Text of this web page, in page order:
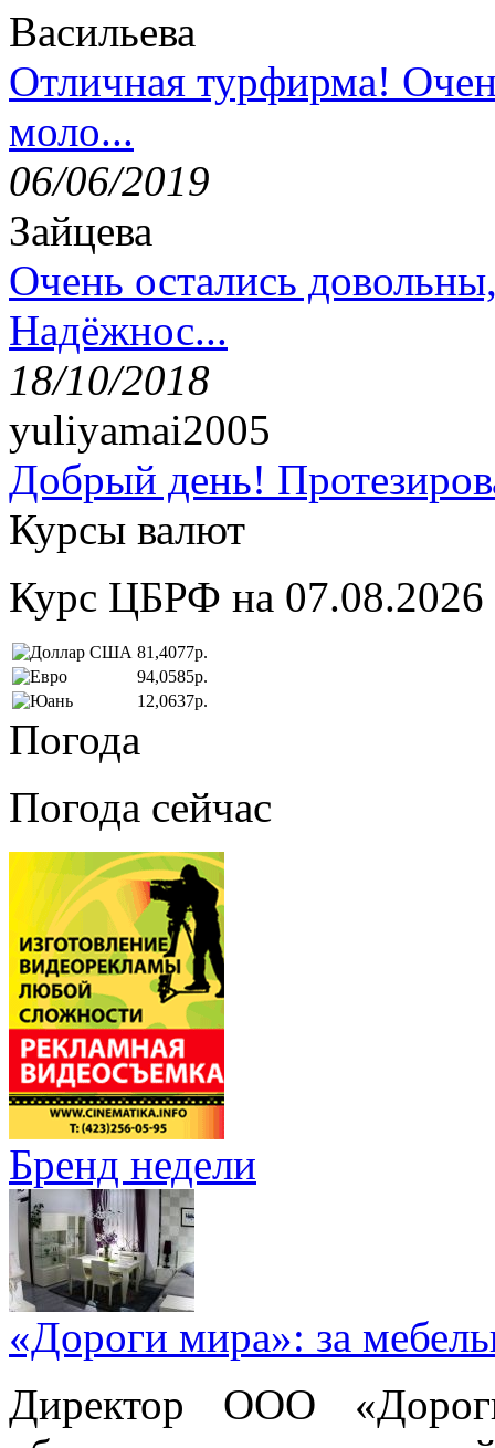
Васильева
Отличная турфирма!
моло...
06/06/2019
Зайцева
Очень остались
Надёжнос...
18/10/2018
yuliyamai2005
Добрый день!
Курсы валют
Курс ЦБРФ на 07.08.2026
81,4077р.
94,0585р.
12,0637р.
Погода
Погода сейчас
Бренд недели
«Дороги мира»: за
Директор ООО